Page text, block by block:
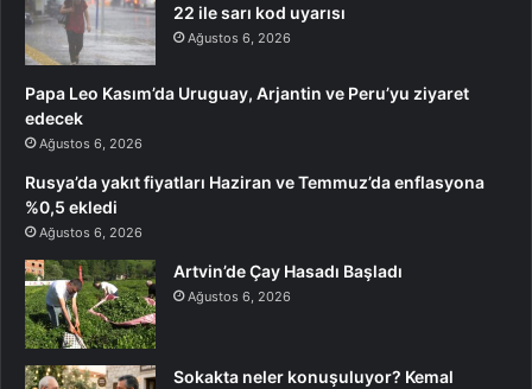
22 ile sarı kod uyarısı
Ağustos 6, 2026
Papa Leo Kasım’da Uruguay, Arjantin ve Peru’yu ziyaret
edecek
Ağustos 6, 2026
Rusya’da yakıt fiyatları Haziran ve Temmuz’da enflasyona
%0,5 ekledi
Ağustos 6, 2026
Artvin’de Çay Hasadı Başladı
Ağustos 6, 2026
Sokakta neler konuşuluyor? Kemal